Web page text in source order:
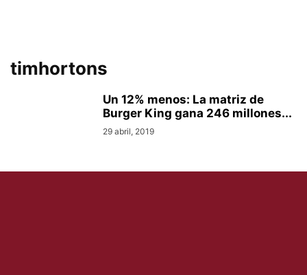
timhortons
Un 12% menos: La matriz de
Burger King gana 246 millones...
29 abril, 2019